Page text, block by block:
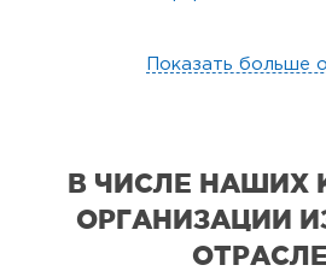
Показать больше
В ЧИСЛЕ НАШИХ
ОРГАНИЗАЦИИ